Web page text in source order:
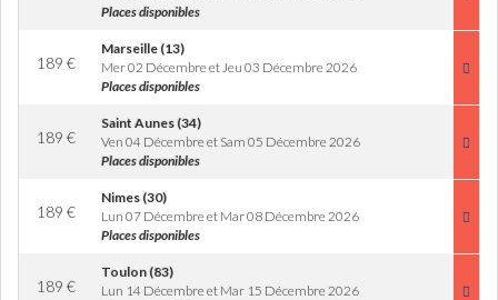
Places disponibles
189 €
Marseille (13)
Mer 02 Décembre et Jeu 03 Décembre 2026
Places disponibles
189 €
Saint Aunes (34)
Ven 04 Décembre et Sam 05 Décembre 2026
Places disponibles
189 €
Nimes (30)
Lun 07 Décembre et Mar 08 Décembre 2026
Places disponibles
189 €
Toulon (83)
Lun 14 Décembre et Mar 15 Décembre 2026